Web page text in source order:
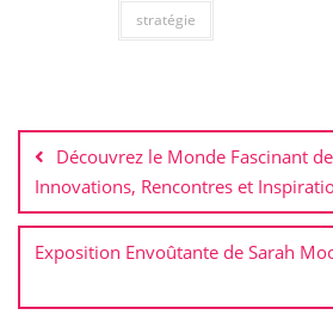
stratégie
de
l’article
Découvrez le Monde Fascinant
Innovations, Rencontres et
Exposition Envoûtante de Sarah